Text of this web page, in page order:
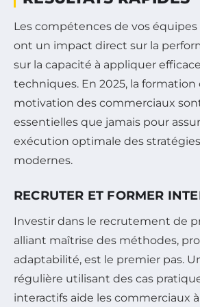
Les compétences de vos
ont un impact direct sur la
sur la capacité à appliquer
techniques. En 2025, la
motivation des commerciaux
essentielles que jamais pour
exécution optimale des
modernes.
RECRUTER ET FORMER
Investir dans le recrutement de
alliant maîtrise des méthodes,
adaptabilité, est le premier pas.
régulière utilisant des cas
interactifs aide les commerciaux